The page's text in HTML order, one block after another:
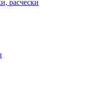
расчески